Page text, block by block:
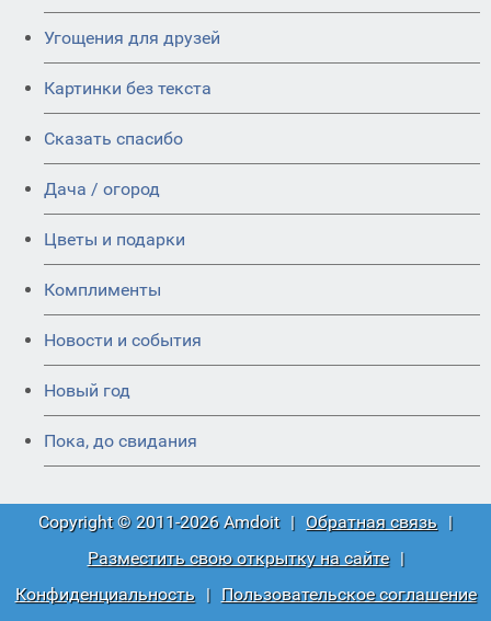
Угощения для друзей
Картинки без текста
Сказать спасибо
Дача / огород
Цветы и подарки
Комплименты
Новости и события
Новый год
Пока, до свидания
Copyright © 2011-2026 Amdoit | Обратная связь |
Разместить свою открытку на сайте
|
Конфиденциальность
|
Пользовательское соглашение